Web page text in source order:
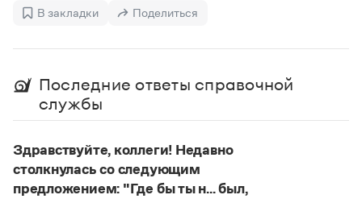
Словари русского языка как государственного
Справочники
Правила русской орфографии и пунктуации
для школьников
Письмовник
Справочник по пунктуации
Словарь-справочник трудностей
Словарь русских имён
(1956)
В закладки Поделиться
Последние ответы справочной
службы
Здравствуйте, коллеги! Недавно
столкнулась со следующим
предложением: "Где бы ты н... был,